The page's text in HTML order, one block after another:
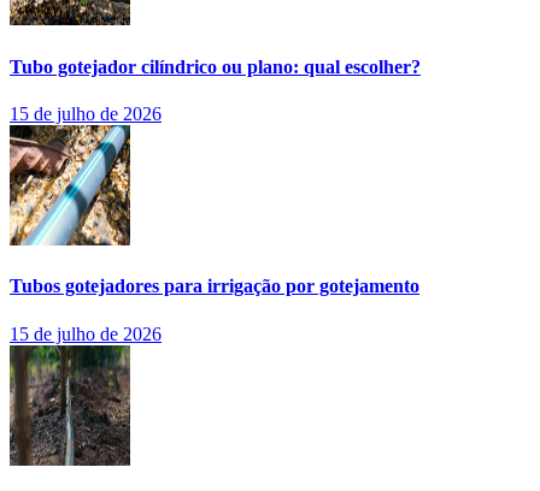
Tubo gotejador cilíndrico ou plano: qual escolher?
15 de julho de 2026
Tubos gotejadores para irrigação por gotejamento
15 de julho de 2026